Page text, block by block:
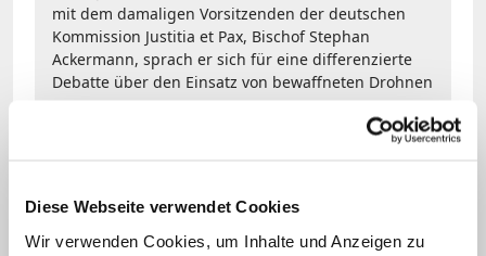
Diese Webseite verwendet Cookies
Wir verwenden Cookies, um Inhalte und Anzeigen zu
mit dem damaligen Vorsitzenden der deutschen
Kommission Justitia et Pax, Bischof Stephan
Ackermann, sprach er sich für eine differenzierte
Debatte über den Einsatz von bewaffneten Drohnen
aus.
irakischem Boden, fernab eines
umgrenzten Kampfgebiets, ein Beispiel